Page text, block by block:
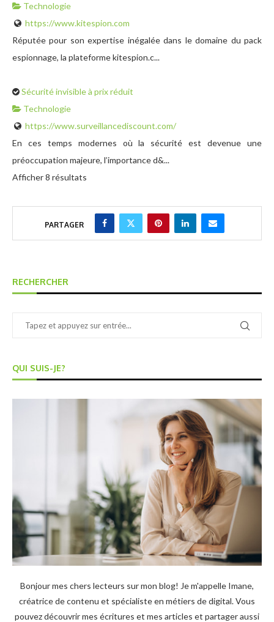
Technologie
https://www.kitespion.com
Réputée pour son expertise inégalée dans le domaine du pack
espionnage, la plateforme kitespion.c...
Sécurité invisible à prix réduit
Technologie
https://www.surveillancediscount.com/
En ces temps modernes où la sécurité est devenue une
préoccupation majeure, l’importance d&...
Afficher 8 résultats
PARTAGER
RECHERCHER
QUI SUIS-JE?
Bonjour mes chers lecteurs sur mon blog! Je m'appelle Imane,
créatrice de contenu et spécialiste en métiers de digital. Vous
pouvez découvrir mes écritures et mes articles et partager aussi